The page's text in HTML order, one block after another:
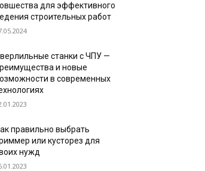
для эффективного
строительных работ
станки с ЧПУ —
и новые
в современных
правильно выбрать
или кусторез для
нужд